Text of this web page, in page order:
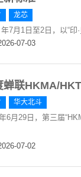
龙芯
7月1日至2日，以“印
07-03
蝉联HKMA/
华大北斗
6月29日，第三届
07-02